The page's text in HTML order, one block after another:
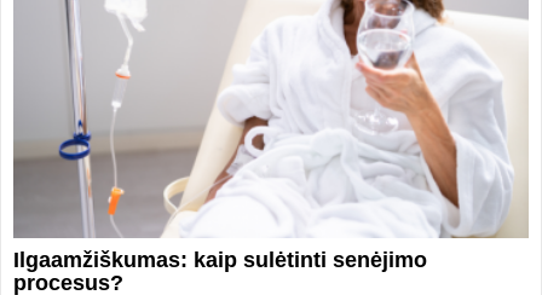
Ilgaamžiškumas: kaip sulėtinti senėjimo
procesus?